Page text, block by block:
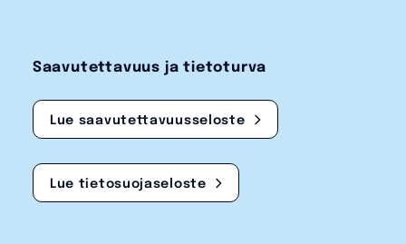
Saavutettavuus ja tietoturva
Lue saavutettavuusseloste
Lue tietosuojaseloste